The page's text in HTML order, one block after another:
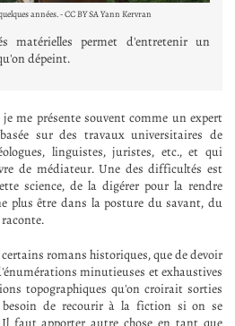
années. - CC BY SA Yann Kervran
matérielles permet d'entretenir un
dépeint.
me présente souvent comme un expert
sur des travaux universitaires de
linguistes, juristes, etc., et qui
de médiateur. Une des difficultés est
science, de la digérer pour la rendre
plus être dans la posture du savant, du
romans historiques, que de devoir
minutieuses et exhaustives
topographiques qu'on croirait sorties
de recourir à la fiction si on se
faut apporter autre chose en tant que